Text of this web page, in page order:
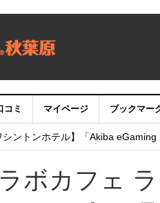
コミ マイページ ブックマー
5日（火）22時】ココシル：アカ
シントンホテル】「Akiba
ラボカフェ